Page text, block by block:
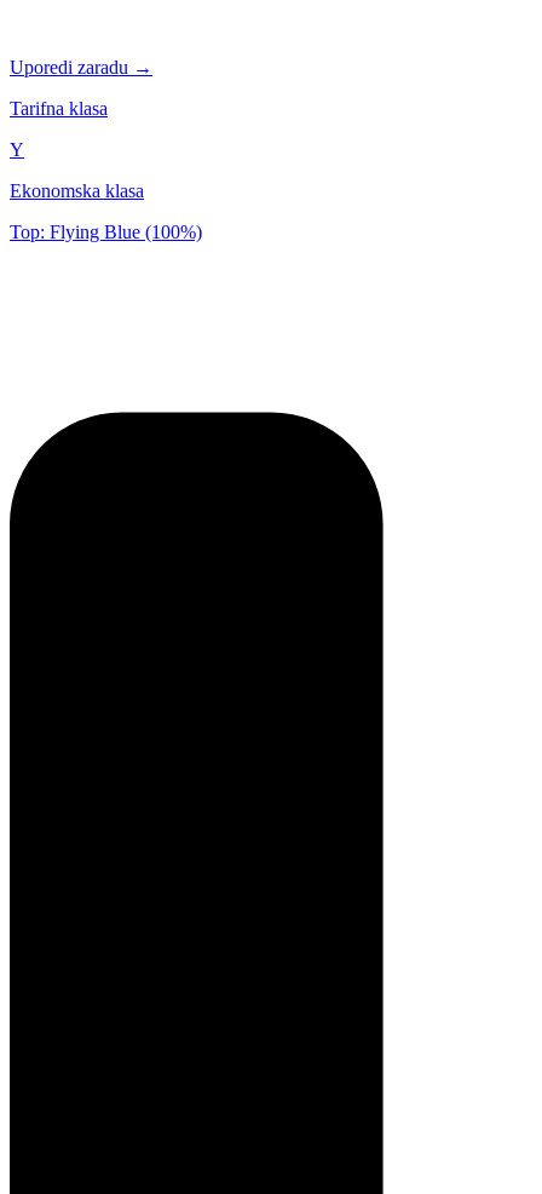
Uporedi zaradu →
Tarifna klasa
Y
Ekonomska klasa
Top: Flying Blue (100%)